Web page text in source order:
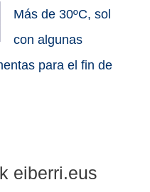
Más de 30ºC, sol
con algunas
para el fin de
eiberri.eus